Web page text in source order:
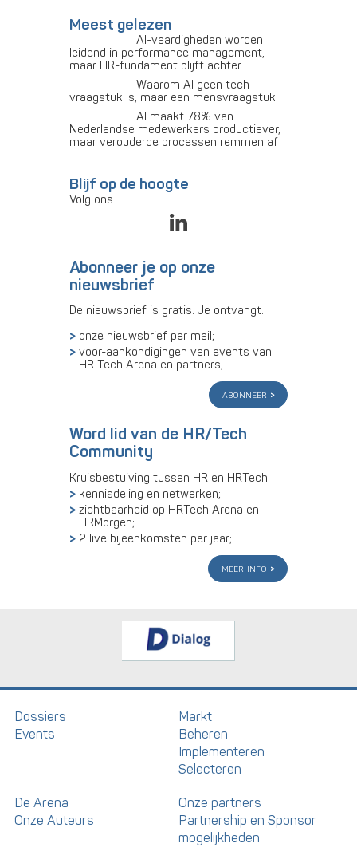
Meest gelezen
AI-vaardigheden worden
leidend in performance management,
maar HR-fundament blijft achter
Waarom AI geen tech-
vraagstuk is, maar een mensvraagstuk
AI maakt 78% van
Nederlandse medewerkers productiever,
maar verouderde processen remmen af
Blijf op de hoogte
Volg ons
Abonneer je op onze
nieuwsbrief
De nieuwsbrief is gratis. Je ontvangt:
onze nieuwsbrief per mail;
voor-aankondigingen van events van
HR Tech Arena en partners;
abonneer
Word lid van de HR/Tech
Community
Kruisbestuiving tussen HR en HRTech:
kennisdeling en netwerken;
zichtbaarheid op HRTech Arena en
HRMorgen;
2 live bijeenkomsten per jaar;
meer info
Dossiers
Events
Markt
Beheren
Implementeren
Selecteren
De Arena
Onze Auteurs
Onze partners
Partnership en Sponsor
mogelijkheden